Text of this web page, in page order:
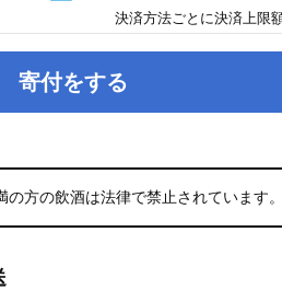
寄付をする
方の飲酒は法律で禁止されています。
決済方法ごとに決済上限